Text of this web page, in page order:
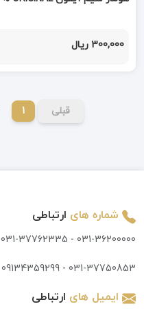
300,000 ریال
قبلی 1
شماره های ارتباطی
031-36200000
-
031-37762335
031-37750853
-
09134359299
ایمیل های ارتباطی